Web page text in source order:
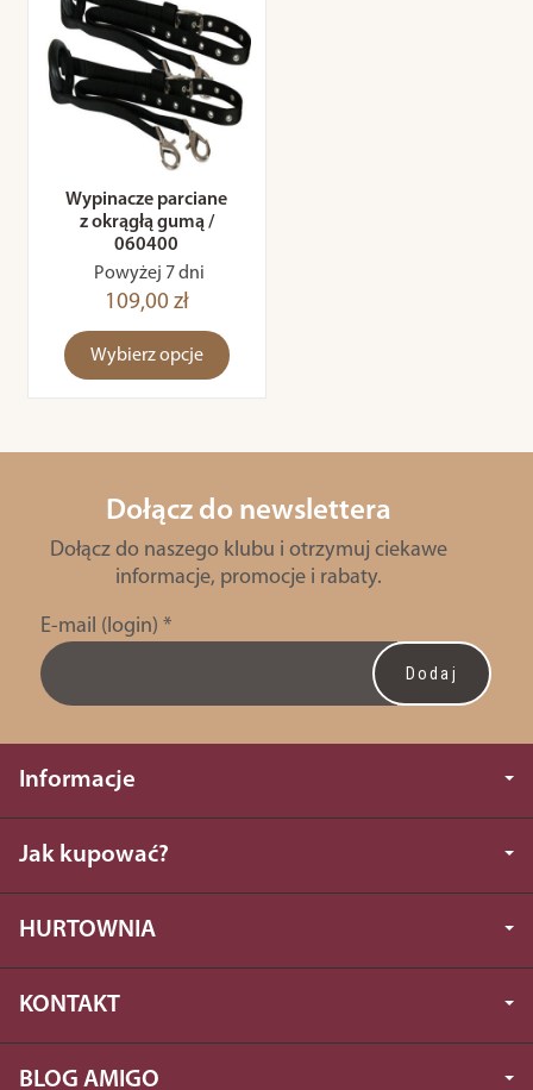
Wypinacze parciane
z okrągłą gumą /
060400
Powyżej 7 dni
109,00 zł
Wybierz opcje
Dołącz do newslettera
Dołącz do naszego klubu i otrzymuj ciekawe
informacje, promocje i rabaty.
E-mail (login) *
Informacje
Jak kupować?
HURTOWNIA
KONTAKT
BLOG AMIGO